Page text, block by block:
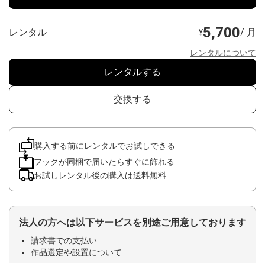
レンタル ¥5,700/ 月
レンタルについて
レンタルする
交換する
購入する前にレンタルでお試しできる
フックが同梱で届いたらすぐに飾れる
お試しレンタル後の購入は送料無料
法人の方へは以下サービスを別途ご用意しております
請求書での支払い
作品選定や設置について